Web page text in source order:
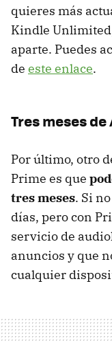
quieres más
Kindle
aparte. Puedes
de este enlace.
Tres meses
Por último, otro
Prime es que
tres meses. Si
días, pero con
servicio de
anuncios y que
cualquier